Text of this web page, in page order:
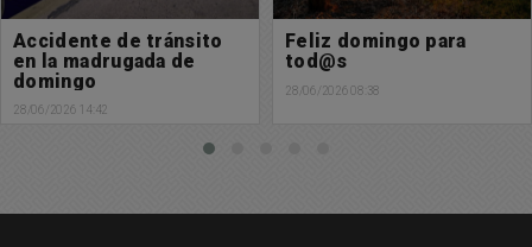
Feliz domingo para
tod@s
28/06/2026 08:38
Hermoso y bendecido
viernes para tod@s
26/06/2026 08:28